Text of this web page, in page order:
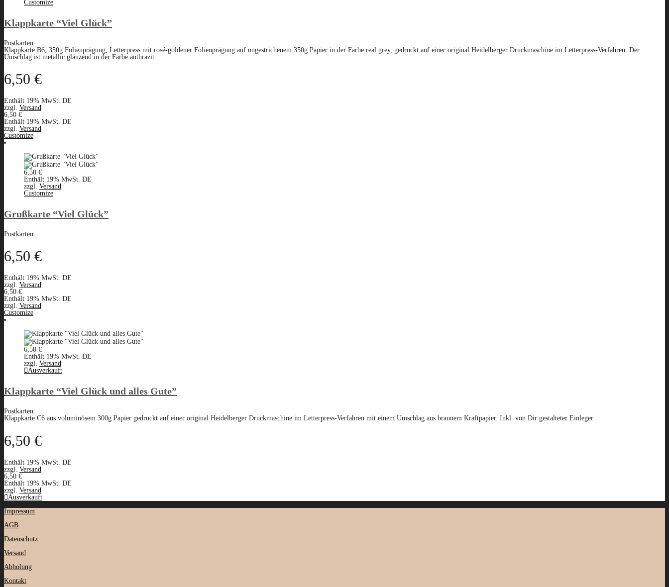
Customize
Klappkarte “Viel Glück”
Postkarten
Klappkarte B6, 350g Folienprägung, Letterpress mit rosé-goldener Folienprägung auf ungestrichenem 350g Papier in der Farbe real grey, gedruckt auf einer original Heidelberger Druckmaschine im Letterpress-Verfahren. Der
Umschlag ist metallic glänzend in der Farbe anthrazit.
6,50 €
Enthält 19% MwSt. DE
zzgl. Versand
6,50 €
Enthält 19% MwSt. DE
zzgl. Versand
Customize
6,50 €
Enthält 19% MwSt. DE
zzgl. Versand
Customize
Grußkarte “Viel Glück”
Postkarten
6,50 €
Enthält 19% MwSt. DE
zzgl. Versand
6,50 €
Enthält 19% MwSt. DE
zzgl. Versand
Customize
6,50 €
Enthält 19% MwSt. DE
zzgl. Versand
Ausverkauft
Klappkarte “Viel Glück und alles Gute”
Postkarten
Klappkarte C6 aus voluminösem 300g Papier gedruckt auf einer original Heidelberger Druckmaschine im Letterpress-Verfahren mit einem Umschlag aus braunem Kraftpapier. Inkl. von Dir gestalteter Einleger
6,50 €
Enthält 19% MwSt. DE
zzgl. Versand
6,50 €
Enthält 19% MwSt. DE
zzgl. Versand
Ausverkauft
Impressum
AGB
Datenschutz
Versand
Abholung
Kontakt